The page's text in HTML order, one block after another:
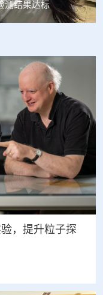
次临界
，提升粒子探